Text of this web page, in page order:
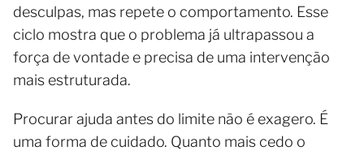
desculpas, mas repete o comportamento. Esse
ciclo mostra que o problema já ultrapassou a
força de vontade e precisa de uma intervenção
mais estruturada.
Procurar ajuda antes do limite não é exagero. É
uma forma de cuidado. Quanto mais cedo o